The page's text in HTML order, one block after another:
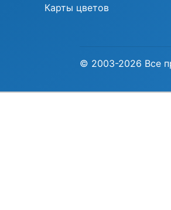
Карты цветов
© 2003-2026 Все